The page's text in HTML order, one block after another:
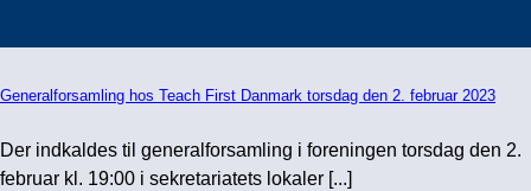
Generalforsamling hos Teach First Danmark torsdag den 2. februar 2023
Der indkaldes til generalforsamling i foreningen torsdag den 2.
februar kl. 19:00 i sekretariatets lokaler [...]